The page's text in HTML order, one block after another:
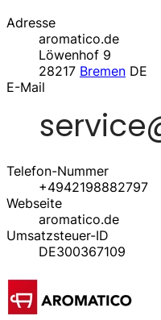
Adresse
aromatico.de
Löwenhof 9
28217 Bremen DE
E-Mail
Telefon-Nummer
+4942198882797
Webseite
aromatico.de
Umsatzsteuer-ID
DE300367109